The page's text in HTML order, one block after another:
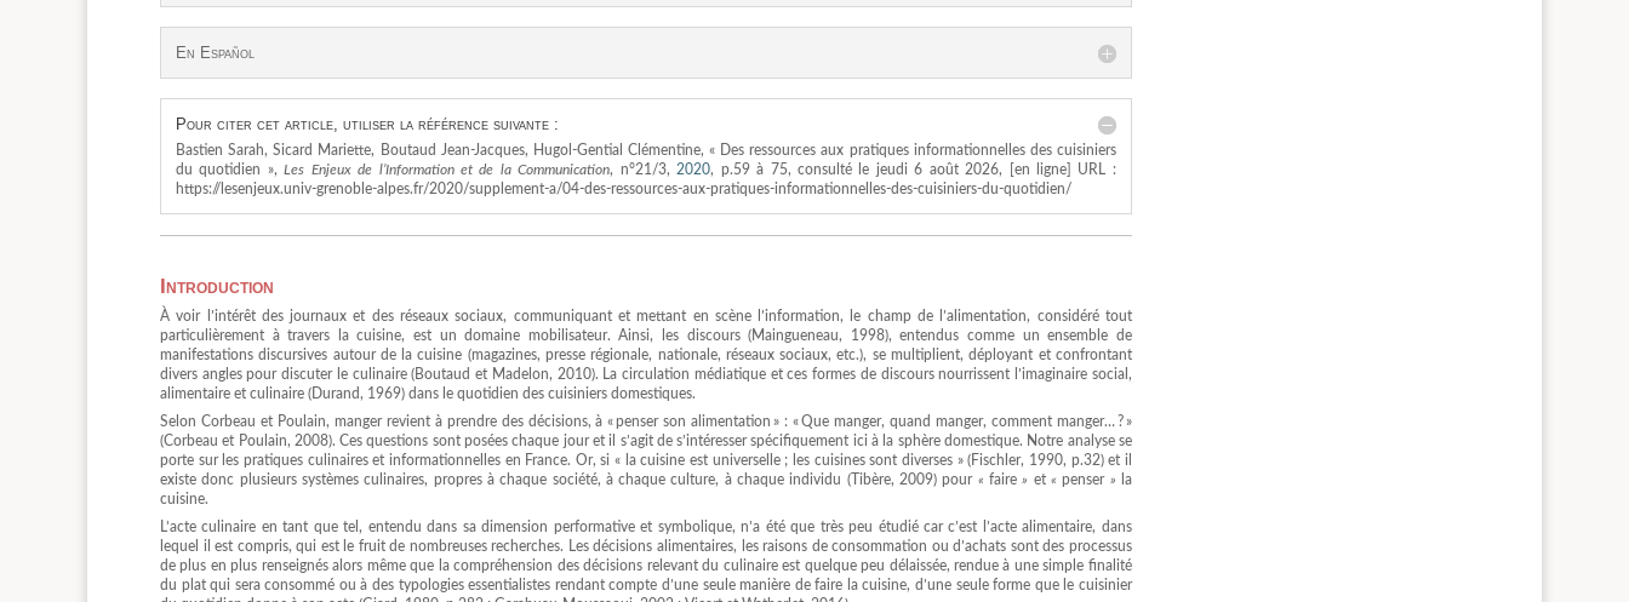
En Español
Pour citer cet article, utiliser la référence suivante :
Bastien Sarah, Sicard Mariette, Boutaud Jean-Jacques, Hugol-Gential Clémentine, « Des ressources aux pratiques informationnelles des cuisiniers
du quotidien »,Les Enjeux de l’Information et de la Communication, n°21/3,2020, p.59 à 75, consulté le jeudi 6 août 2026, [en ligne] URL :
https://lesenjeux.univ-grenoble-alpes.fr/2020/supplement-a/04-des-ressources-aux-pratiques-informationnelles-des-cuisiniers-du-quotidien/
Introduction
À voir l’intérêt des journaux et des réseaux sociaux, communiquant et mettant en scène l’information, le champ de l’alimentation, considéré tout
particulièrement à travers la cuisine, est un domaine mobilisateur. Ainsi, les discours (Maingueneau, 1998), entendus comme un ensemble de
manifestations discursives autour de la cuisine (magazines, presse régionale, nationale, réseaux sociaux, etc.), se multiplient, déployant et confrontant
divers angles pour discuter le culinaire (Boutaud et Madelon, 2010). La circulation médiatique et ces formes de discours nourrissent l’imaginaire social,
alimentaire et culinaire (Durand, 1969) dans le quotidien des cuisiniers domestiques.
Selon Corbeau et Poulain, manger revient à prendre des décisions, à « penser son alimentation » : « Que manger, quand manger, comment manger… ? »
(Corbeau et Poulain, 2008). Ces questions sont posées chaque jour et il s’agit de s’intéresser spécifiquement ici à la sphère domestique. Notre analyse se
porte sur les pratiques culinaires et informationnelles en France. Or, si « la cuisine est universelle ; les cuisines sont diverses » (Fischler, 1990, p.32) et il
existe donc plusieurs systèmes culinaires, propres à chaque société, à chaque culture, à chaque individu (Tibère, 2009) pour «faire » et «penser» la
cuisine.
L’acte culinaire en tant que tel, entendu dans sa dimension performative et symbolique, n’a été que très peu étudié car c’est l’acte alimentaire, dans
lequel il est compris, qui est le fruit de nombreuses recherches. Les décisions alimentaires, les raisons de consommation ou d’achats sont des processus
de plus en plus renseignés alors même que la compréhension des décisions relevant du culinaire est quelque peu délaissée, rendue à une simple finalité
du plat qui sera consommé ou à des typologies essentialistes rendant compte d’une seule manière de faire la cuisine, d’une seule forme que le cuisinier